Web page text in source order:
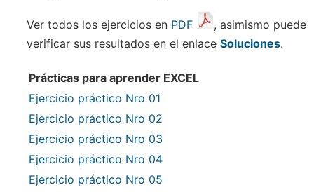
Ver todos los ejercicios en PDF
, asimismo puede
verificar sus resultados en el enlace Soluciones.
Prácticas para aprender EXCEL
Ejercicio práctico Nro 01
Ejercicio práctico Nro 02
Ejercicio práctico Nro 03
Ejercicio práctico Nro 04
Ejercicio práctico Nro 05